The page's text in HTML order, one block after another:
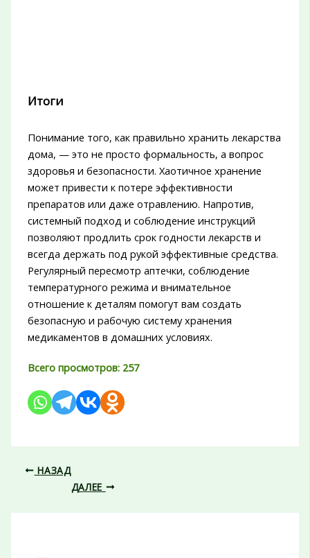
Итоги
Понимание того, как правильно хранить лекарства
дома, — это не просто формальность, а вопрос
здоровья и безопасности. Хаотичное хранение
может привести к потере эффективности
препаратов или даже отравлению. Напротив,
системный подход и соблюдение инструкций
позволяют продлить срок годности лекарств и
всегда держать под рукой эффективные средства.
Регулярный пересмотр аптечки, соблюдение
температурного режима и внимательное
отношение к деталям помогут вам создать
безопасную и рабочую систему хранения
медикаментов в домашних условиях.
Всего просмотров: 257
НАЗАД
ДАЛЕЕ